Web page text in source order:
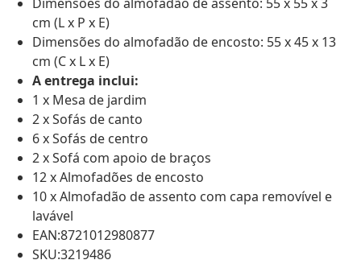
cm (L x P x E)
Dimensões do almofadão de encosto: 55 x 45 x 13
cm (C x L x E)
A entrega inclui:
1 x Mesa de jardim
2 x Sofás de canto
6 x Sofás de centro
2 x Sofá com apoio de braços
12 x Almofadões de encosto
10 x Almofadão de assento com capa removível e
lavável
EAN:8721012980877
SKU:3219486